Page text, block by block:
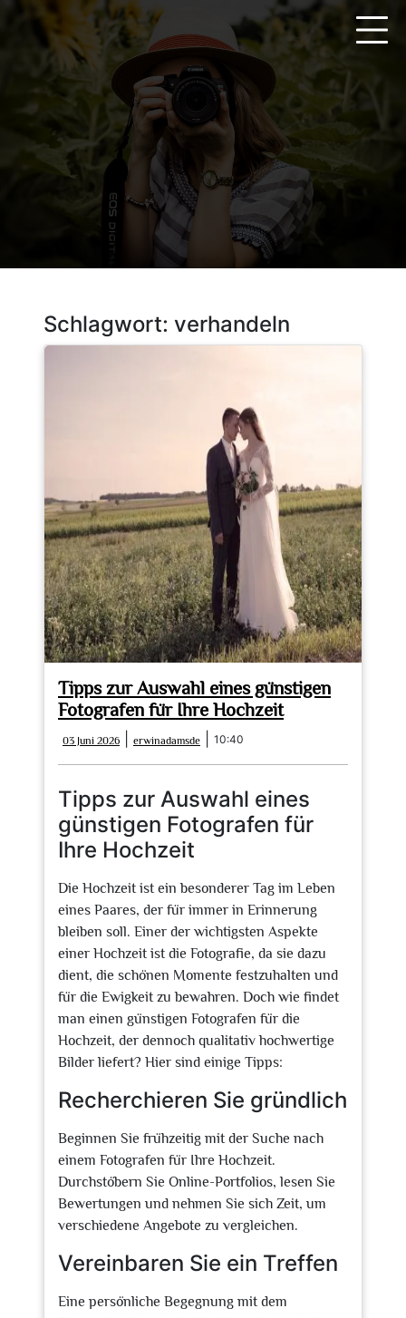
springen
Schlagwort: verhandeln
Tipps zur Auswahl eines günstigen
Fotografen für Ihre Hochzeit
03 Juni 2026
Juni
2026
erwinadamsde erwinadamsde
10:40
Tipps zur Auswahl eines
günstigen Fotografen für
Ihre Hochzeit
Die Hochzeit ist ein besonderer Tag im Leben
eines Paares, der für immer in Erinnerung
bleiben soll. Einer der wichtigsten Aspekte
einer Hochzeit ist die Fotografie, da sie dazu
dient, die schönen Momente festzuhalten und
für die Ewigkeit zu bewahren. Doch wie findet
man einen günstigen Fotografen für die
Hochzeit, der dennoch qualitativ hochwertige
Bilder liefert? Hier sind einige Tipps:
Recherchieren Sie gründlich
Beginnen Sie frühzeitig mit der Suche nach
einem Fotografen für Ihre Hochzeit.
Durchstöbern Sie Online-Portfolios, lesen Sie
Bewertungen und nehmen Sie sich Zeit, um
verschiedene Angebote zu vergleichen.
Vereinbaren Sie ein Treffen
Eine persönliche Begegnung mit dem